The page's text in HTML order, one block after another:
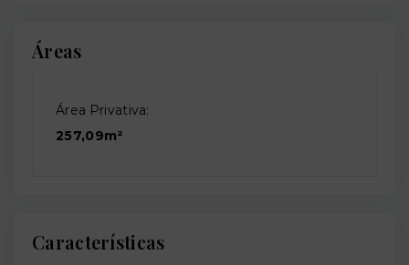
Áreas
Área Privativa:
257,09m²
Características